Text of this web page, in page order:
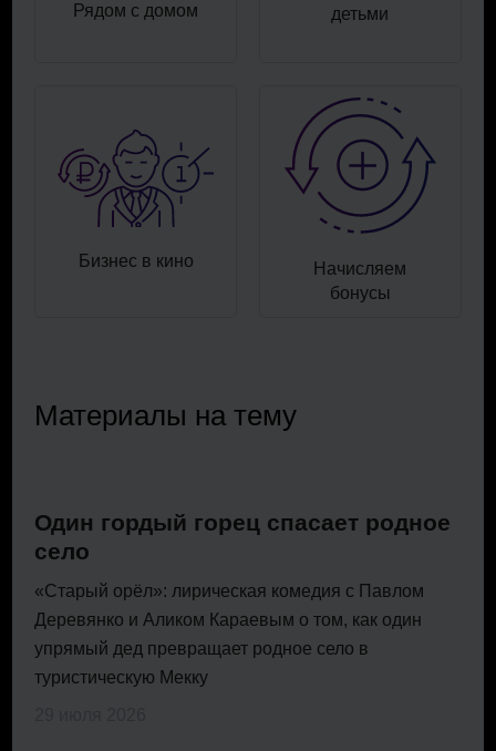
Рядом с домом
детьми
Бизнес в кино
Начисляем
бонусы
Материалы на тему
Один гордый горец спасает родное
село
«Старый орёл»: лирическая комедия с Павлом
Деревянко и Аликом Караевым о том, как один
упрямый дед превращает родное село в
туристическую Мекку